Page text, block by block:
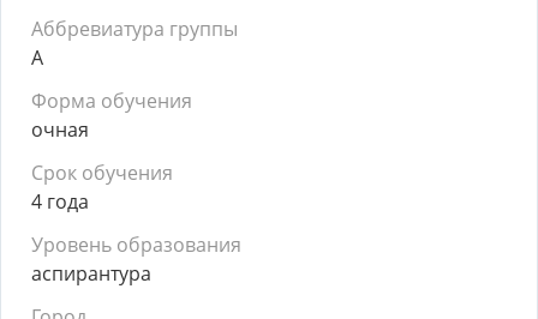
Аббревиатура группы
А
Форма обучения
очная
Срок обучения
4 года
Уровень образования
аспирантура